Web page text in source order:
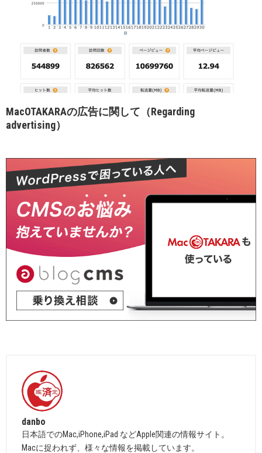
MacOTAKARAの広告に関して（Regarding
advertising）
danbo
日本語でのMac,iPhone,iPad などApple関連の情報サイト。
Macに捉われず、様々な情報を掲載しています。